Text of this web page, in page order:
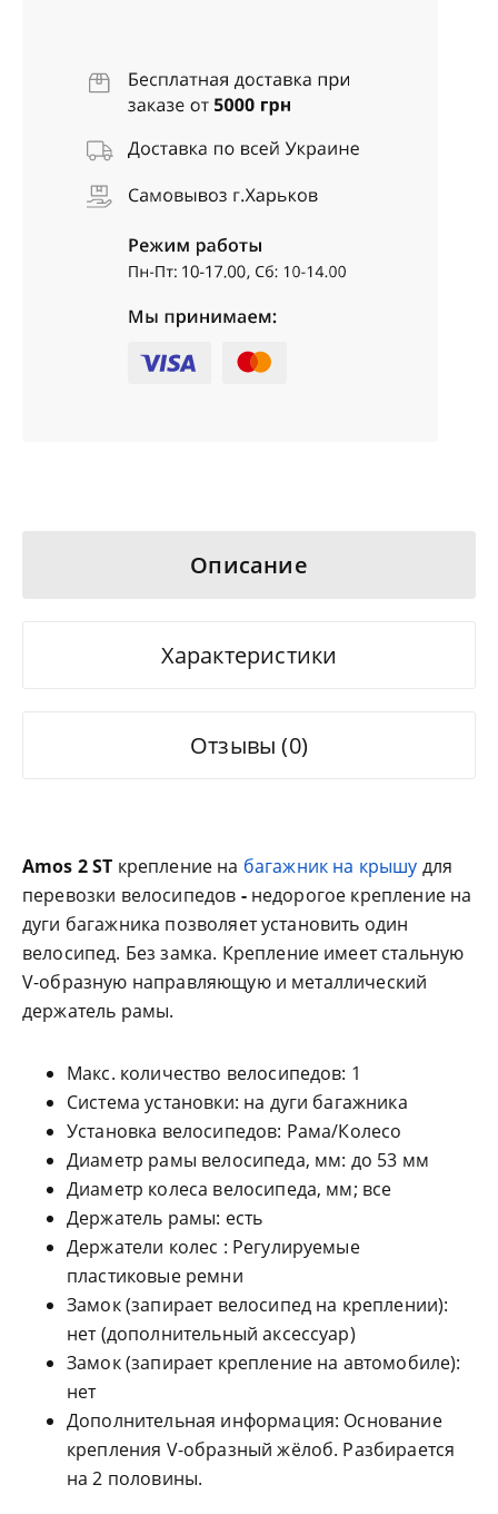
Описание
Характеристики
Отзывы (0)
Amos 2 ST крепление на багажник на крышу для
перевозки велосипедов - недорогое крепление на
дуги багажника позволяет установить один
велосипед. Без замка. Крепление имеет стальную
V-образную направляющую и металлический
держатель рамы.
Макс. количество велосипедов: 1
Система установки: на дуги багажника
Установка велосипедов: Рама/Колесо
Диаметр рамы велосипеда, мм: до 53 мм
Диаметр колеса велосипеда, мм; все
Держатель рамы: есть
Держатели колес : Регулируемые
пластиковые ремни
Замок (запирает велосипед на креплении):
нет (дополнительный аксессуар)
Замок (запирает крепление на автомобиле):
нет
Дополнительная информация: Основание
крепления V-образный жёлоб. Разбирается
на 2 половины.